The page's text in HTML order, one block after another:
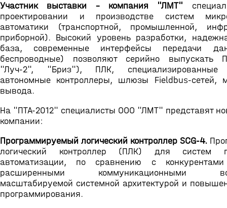
Участник выставки - компания "ЛМТ"
проектировании и производстве систем
автоматики (транспортной, промышленной,
приборной). Высокий уровень разработки,
база, современные интерфейсы передачи
беспроводные) позволяют серийно выпускать
"Луч-2", "Бриз"), ПЛК, специализированные
автономные контроллеры, шлюзы Fieldbus-сетей,
вывода.
На "ПТА-2012" специалисты ООО "ЛМТ" представят
компании:
Программируемый логический контроллер SCG-4.
логический контроллер (ПЛК) для систем
автоматизации, по сравнению с
расширенными коммуникационными
масштабируемой системной архитектурой и
программирования.